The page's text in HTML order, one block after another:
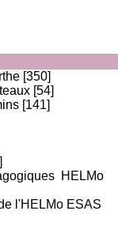
[350]
[54]
[141]
HELMo
l'HELMo ESAS